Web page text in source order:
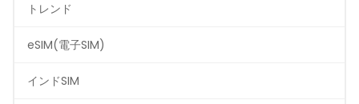
トレンド
eSIM(電子SIM)
インドSIM